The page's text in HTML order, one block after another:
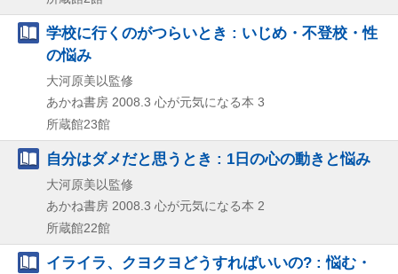
学校に行くのがつらいとき : いじめ・不登校・性
の悩み
大河原美以監修
あかね書房 2008.3 心が元気になる本 3
所蔵館23館
自分はダメだと思うとき : 1日の心の動きと悩み
大河原美以監修
あかね書房 2008.3 心が元気になる本 2
所蔵館22館
イライラ、クヨクヨどうすればいいの? : 悩む・